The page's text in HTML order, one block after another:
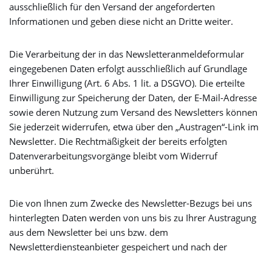
ausschließlich für den Versand der angeforderten
Informationen und geben diese nicht an Dritte weiter.
Die Verarbeitung der in das Newsletteranmeldeformular
eingegebenen Daten erfolgt ausschließlich auf Grundlage
Ihrer Einwilligung (Art. 6 Abs. 1 lit. a DSGVO). Die erteilte
Einwilligung zur Speicherung der Daten, der E-Mail-Adresse
sowie deren Nutzung zum Versand des Newsletters können
Sie jederzeit widerrufen, etwa über den „Austragen“-Link im
Newsletter. Die Rechtmäßigkeit der bereits erfolgten
Datenverarbeitungsvorgänge bleibt vom Widerruf
unberührt.
Die von Ihnen zum Zwecke des Newsletter-Bezugs bei uns
hinterlegten Daten werden von uns bis zu Ihrer Austragung
aus dem Newsletter bei uns bzw. dem
Newsletterdiensteanbieter gespeichert und nach der